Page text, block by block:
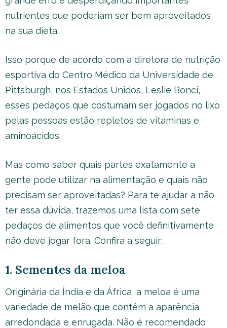
nutrientes que poderiam ser bem aproveitados
na sua dieta.
Isso porque de acordo com a diretora de nutrição
esportiva do Centro Médico da Universidade de
Pittsburgh, nos Estados Unidos, Leslie Bonci,
esses pedaços que costumam ser jogados no lixo
pelas pessoas estão repletos de vitaminas e
aminoácidos.
Mas como saber quais partes exatamente a
gente pode utilizar na alimentação e quais não
precisam ser aproveitadas? Para te ajudar a não
ter essa dúvida, trazemos uma lista com sete
pedaços de alimentos que você definitivamente
não deve jogar fora. Confira a seguir:
1. Sementes da meloa
Originária da Índia e da África, a meloa é uma
variedade de melão que contém a aparência
arredondada e enrugada. Não é recomendado